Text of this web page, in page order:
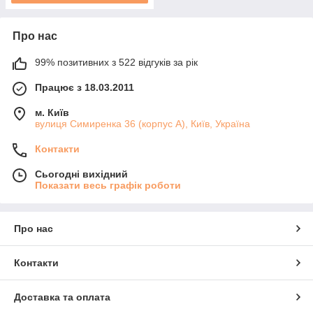
Про нас
99% позитивних з 522 відгуків за рік
Працює з 18.03.2011
м. Київ
вулиця Симиренка 36 (корпус А), Київ, Україна
Контакти
Сьогодні вихідний
Показати весь графік роботи
Про нас
Контакти
Доставка та оплата